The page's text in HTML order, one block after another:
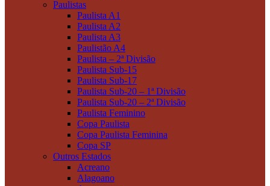
Paulistas
Paulista A1
Paulista A2
Paulista A3
Paulistão A4
Paulista – 2ª Divisão
Paulista Sub-15
Paulista Sub-17
Paulista Sub-20 – 1ª Divisão
Paulista Sub-20 – 2ª Divisão
Paulista Feminino
Copa Paulista
Copa Paulista Feminina
Copa SP
Outros Estados
Acreano
Alagoano